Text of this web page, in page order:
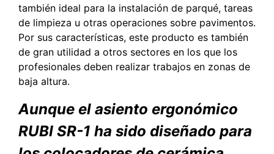
también ideal para la instalación de parqué, tareas
de limpieza u otras operaciones sobre pavimentos.
Por sus características, este producto es también
de gran utilidad a otros sectores en los que los
profesionales deben realizar trabajos en zonas de
baja altura.
Aunque el asiento ergonómico
RUBI SR-1 ha sido diseñado para